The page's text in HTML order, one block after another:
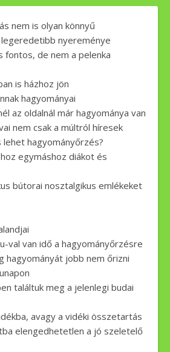
nem is olyan könnyű
nyereménye
fontos, de nem a pelenka
is házhoz jön
hagyományai
az oldalnál már hagyománya van
nem csak a múltról híresek
hagyományőrzés?
egymáshoz diákot és
bútorai nosztalgikus emlékeket
val van idő a hagyományőrzésre
hagyományát jobb nem őrizni
találtuk meg a jelenlegi budai
avagy a vidéki összetartás
elengedhetetlen a jó szeletelő